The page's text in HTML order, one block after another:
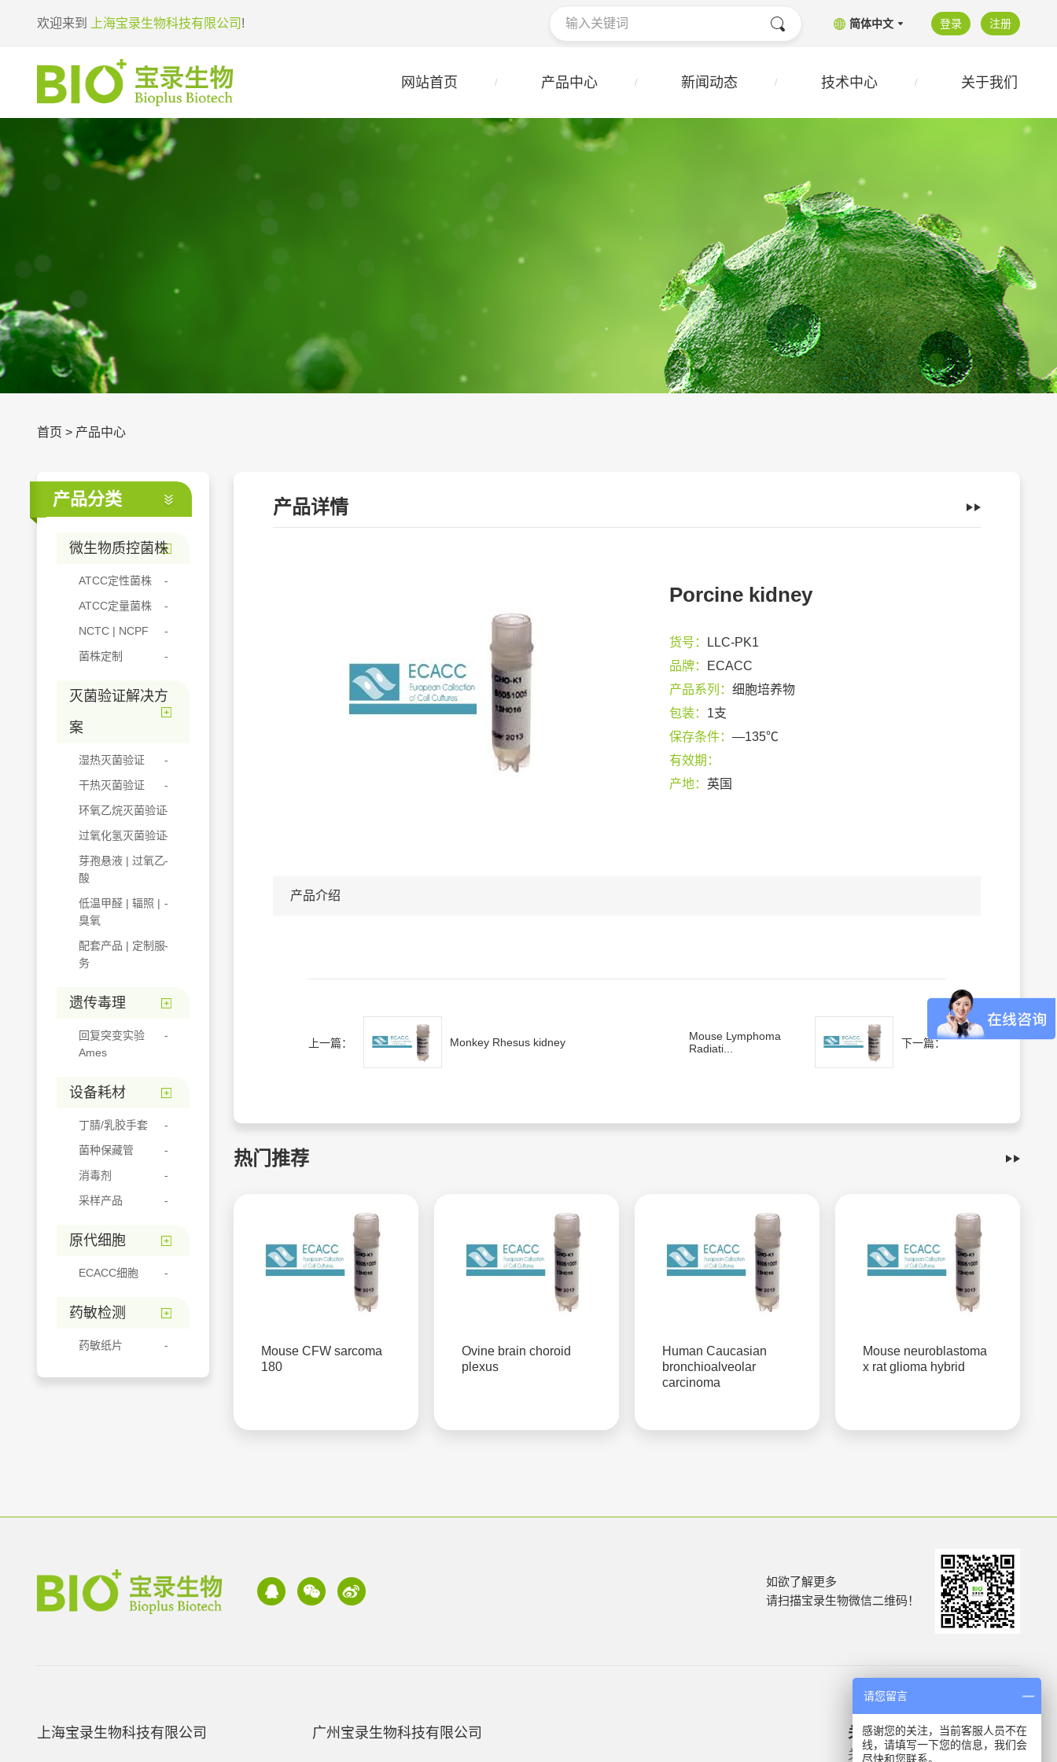
欢迎来到 上海宝录生物科技有限公司 ! 简体中文 登录 注册
网站首页 产品中心 新闻动态 技术中心 关于我们
首页 > 产品中心
产品分类
微生物质控菌株
ATCC定性菌株
ATCC定量菌株
NCTC | NCPF
菌株定制
灭菌验证解决方
案
湿热灭菌验证
干热灭菌验证
环氧乙烷灭菌验证
过氧化氢灭菌验证
芽孢悬液 | 过氧乙
酸
低温甲醛 | 辐照 |
臭氧
配套产品 | 定制服
务
遗传毒理
回复突变实验
Ames
设备耗材
丁腈/乳胶手套
菌种保藏管
消毒剂
采样产品
原代细胞
ECACC细胞
药敏检测
药敏纸片
产品详情
Porcine kidney
货号：
LLC-PK1
品牌：
ECACC
产品系列： 细胞培养物
包装： 1支
保存条件： —135℃
有效期：
产地： 英国
产品介绍
上一篇： Monkey Rhesus kidney
Mouse Lymphoma
Radiati...
下一篇：
热门推荐
Mouse CFW sarcoma
180
Ovine brain choroid
plexus
Human Caucasian
bronchioalveolar
carcinoma
Mouse neuroblastoma
x rat glioma hybrid
如欲了解更多
请扫描宝录生物微信二维码！
上海宝录生物科技有限公司 广州宝录生物科技有限公司 关于我们
关于我们
产品信息
微生物质控菌株
请您留言
感谢您的关注，当前客服人员不在
线，请填写一下您的信息，我们会
尽快和您联系。